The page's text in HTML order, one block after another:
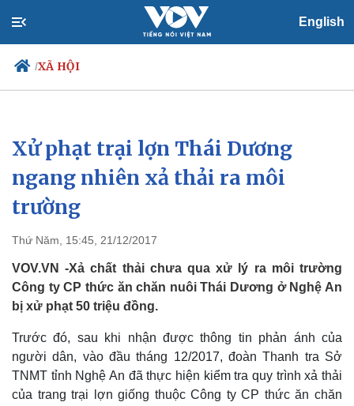
English
/XÃ HỘI
Chính trị
Tổ chức nhân sự
Quốc hội
Nhận diện sự thật
Xã hội
Tin 24h
Dự báo thời tiết
Xử phạt trại lợn Thái Dương
ngang nhiên xả thải ra môi
trường
Thứ Năm, 15:45, 21/12/2017
VOV.VN -Xả chất thải chưa qua xử lý ra môi trường
Công ty CP thức ăn chăn nuôi Thái Dương ở Nghệ An
bị xử phạt 50 triệu đồng.
Trước đó, sau khi nhận được thông tin phản ánh của
người dân, vào đầu tháng 12/2017, đoàn Thanh tra Sở
TNMT tỉnh Nghệ An đã thực hiện kiểm tra quy trình xả thải
của trang trại lợn giống thuộc Công ty CP thức ăn chăn